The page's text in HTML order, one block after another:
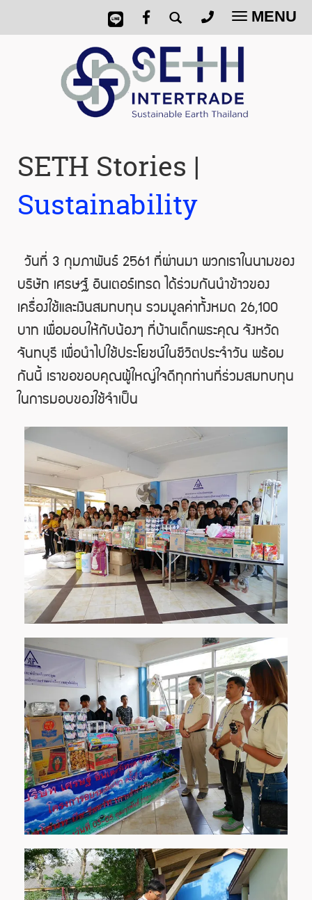
Toggle
MENU
SETH Stories |
Sustainability
วันที่ 3 กุมภาพันธ์ 2561 ที่ผ่านมา พวกเราในนามของ
บริษัท เศรษฐ์ อินเตอร์เทรด ได้ร่วมกันนำข้าวของ
เครื่องใช้และเงินสมทบทุน รวมมูลค่าทั้งหมด 26,100
บาท เพื่อมอบให้กับน้องๆ ที่บ้านเด็กพระคุณ จังหวัด
จันทบุรี เพื่อนำไปใช้ประโยชน์ในชีวิตประจำวัน พร้อม
กันนี้ เราขอขอบคุณผู้ใหญ่ใจดีทุกท่านที่ร่วมสมทบทุน
ในการมอบของใช้จำเป็น